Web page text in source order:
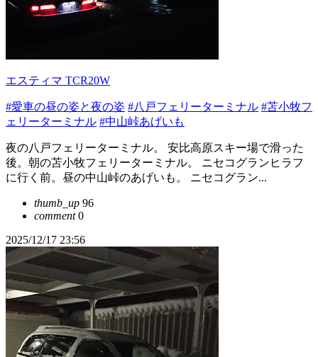
エスティマ TCR20W
#愛車の昼の姿と夜の姿 #八戸フェリーターミナル #苫小牧フ
ェリーターミナル #中山峠あげいも
夜の八戸フェリーターミナル。 安比高原スキー場で滑った
後。朝の苫小牧フェリーターミナル。 ニセコグランヒラフ
に行く前。昼の中山峠のあげいも。 ニセコグラン...
thumb_up 96
comment0
2025/12/17 23:56